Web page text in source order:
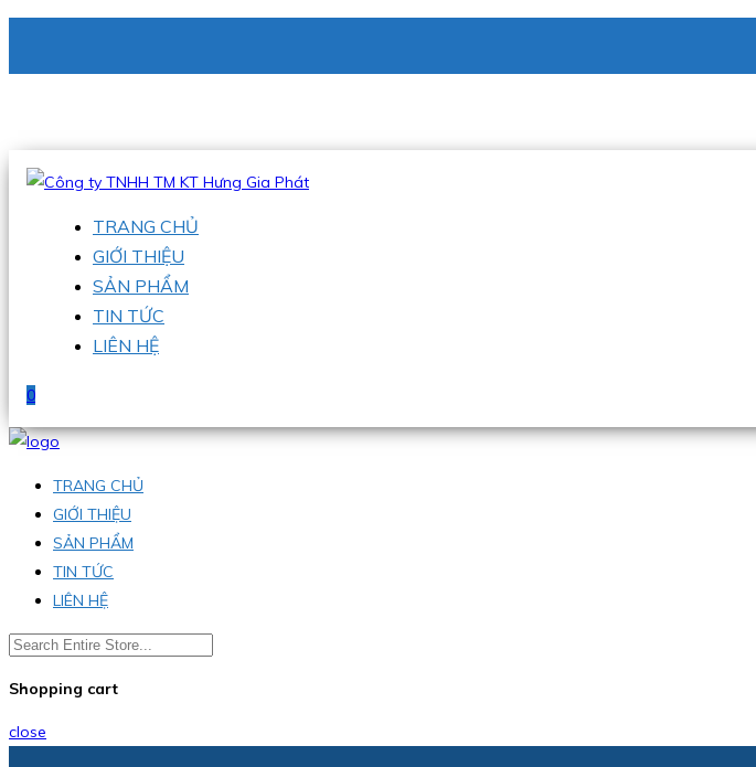
Hotline:0938 336 079
TRANG CHỦ
GIỚI THIỆU
SẢN PHẨM
TIN TỨC
LIÊN HỆ
0
TRANG CHỦ
GIỚI THIỆU
SẢN PHẨM
TIN TỨC
LIÊN HỆ
Shopping cart
close